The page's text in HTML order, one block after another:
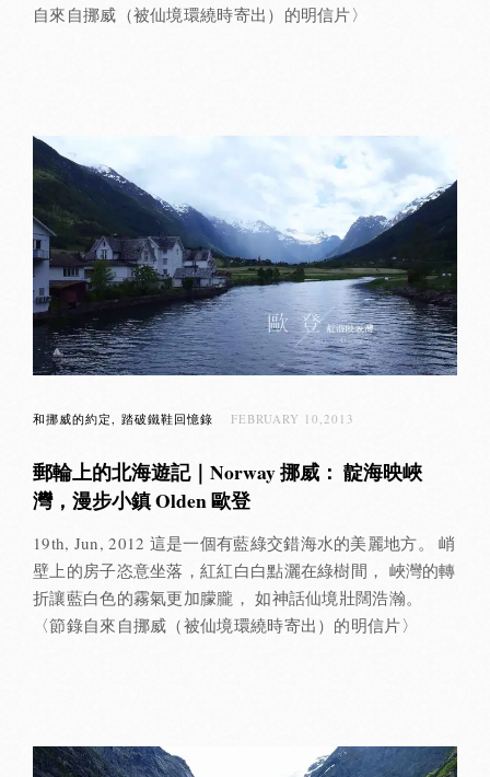
自來自挪威（被仙境環繞時寄出）的明信片〉
和挪威的約定 踏破鐵鞋回憶錄 FEBRUARY 10,2013
郵輪上的北海遊記｜Norway 挪威： 靛海映峽
灣，漫步小鎮 Olden 歐登
19th, Jun, 2012 這是一個有藍綠交錯海水的美麗地方。 峭
壁上的房子恣意坐落，紅紅白白點灑在綠樹間， 峽灣的轉
折讓藍白色的霧氣更加朦朧， 如神話仙境壯闊浩瀚。
〈節錄自來自挪威（被仙境環繞時寄出）的明信片〉